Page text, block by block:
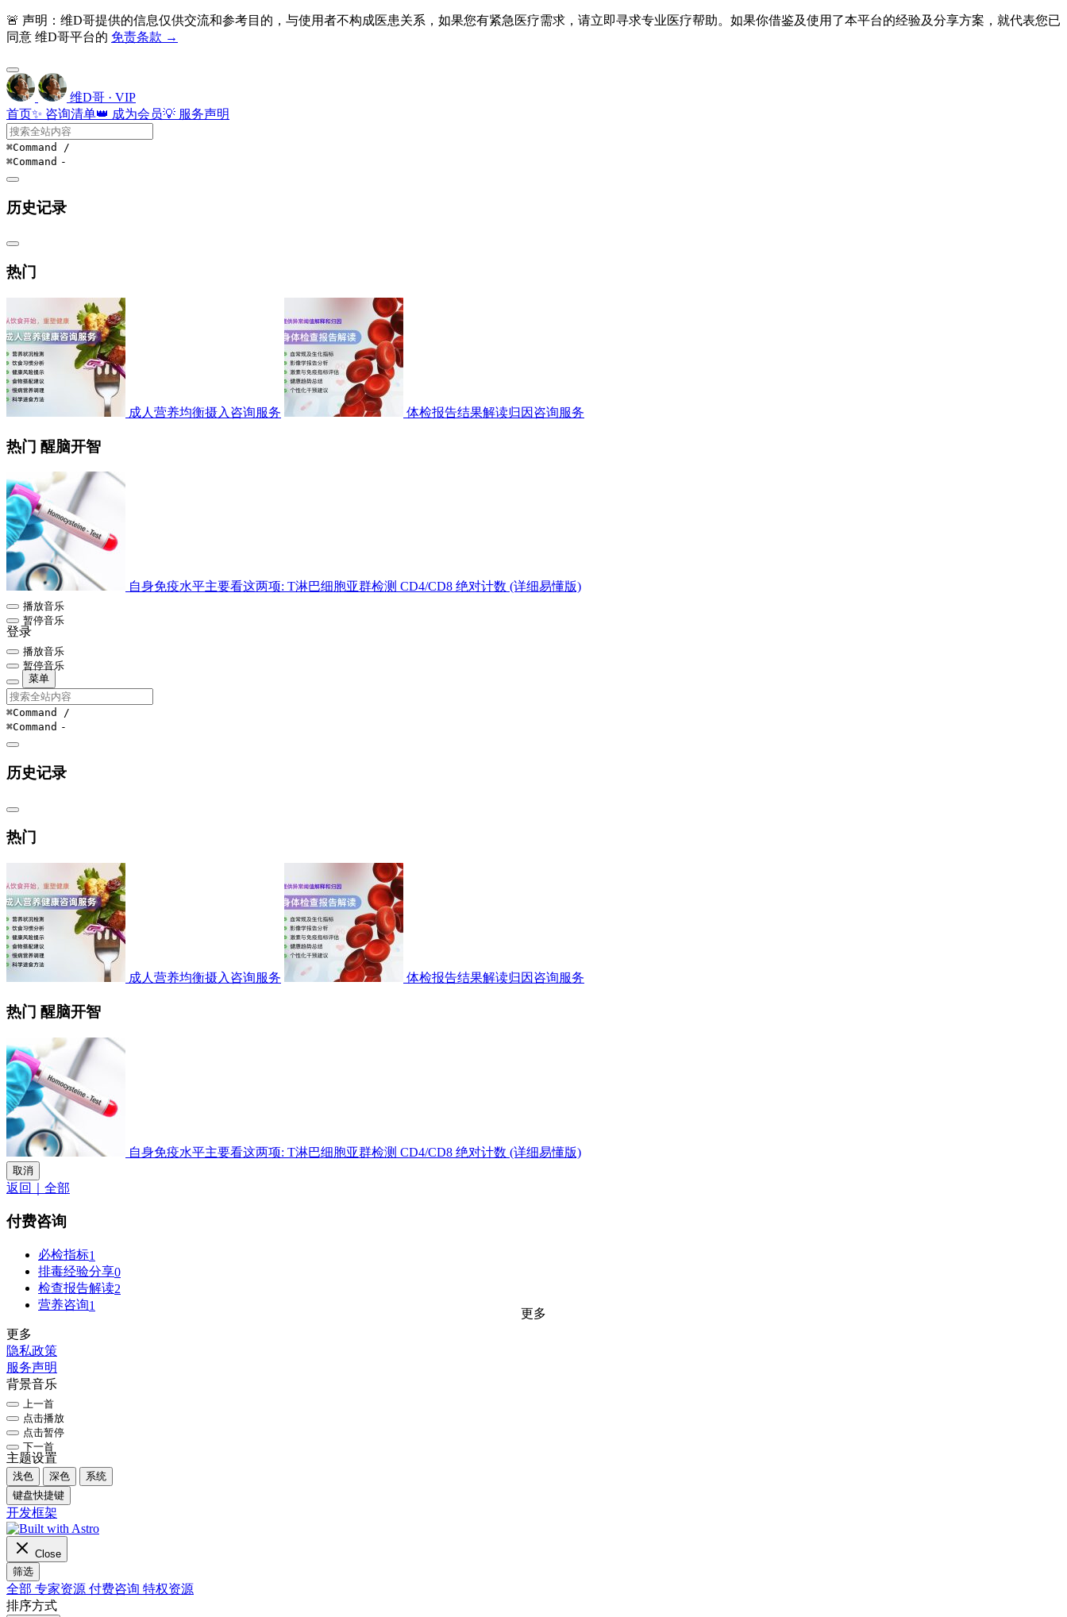
🚨 声明：维D哥提供的信息仅供交流和参考目的，与使用者不构成医患关系，如果您有紧急医疗需求，请立即寻求专业医疗帮助。如果你借鉴及使用了本平台的经验及分享方案，就代表您已
同意 维D哥平台的 免责条款 →
维D哥 · VIP
首页✨ 咨询清单👑 成为会员💡 服务声明
⌘Command /
⌘Command -
历史记录
热门
成人营养均衡摄入咨询服务 体检报告结果解读归因咨询服务
热门 醒脑开智
自身免疫水平主要看这两项: T淋巴细胞亚群检测 CD4/CD8 绝对计数 (详细易懂版)
播放音乐
暂停音乐
登录
播放音乐
暂停音乐
菜单
⌘Command /
⌘Command -
历史记录
热门
成人营养均衡摄入咨询服务 体检报告结果解读归因咨询服务
热门 醒脑开智
自身免疫水平主要看这两项: T淋巴细胞亚群检测 CD4/CD8 绝对计数 (详细易懂版)
取消
返回｜全部
付费咨询
必检指标1
排毒经验分享0
检查报告解读2
营养咨询1
更多
更多
隐私政策
服务声明
背景音乐
上一首
点击播放
点击暂停
下一首
主题设置
浅色 深色
系统
键盘快捷键
开发框架
Close
筛选
全部 专家资源 付费咨询 特权资源
排序方式